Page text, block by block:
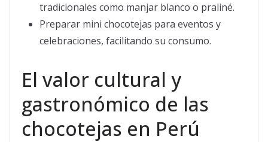
tradicionales como manjar blanco o praliné.
Preparar mini chocotejas para eventos y
celebraciones, facilitando su consumo.
El valor cultural y
gastronómico de las
chocotejas en Perú